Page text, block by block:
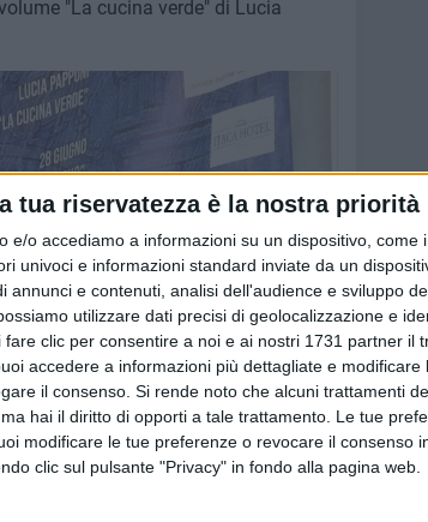
tua riservatezza è la nostra priorità
e/o accediamo a informazioni su un dispositivo, come
univoci e informazioni standard inviate da un
e contenuti, analisi dell'audience e sviluppo
utilizzare dati precisi di geolocalizzazione e
clic per consentire a noi e ai nostri 1731 partner il
accedere a informazioni più dettagliate e modificare
il consenso. Si rende noto che alcuni trattamenti
hai il diritto di opporti a tale trattamento. Le tue
modificare le tue preferenze o revocare il consenso
clic sul pulsante "Privacy" in fondo alla pagina web.
"La cucina verde" di Lucia